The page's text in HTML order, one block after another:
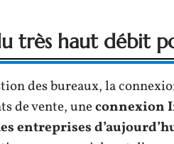
très haut débit
des bureaux, la
de vente, uneconnexion
entreprises